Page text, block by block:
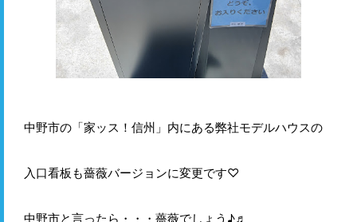
中野市の「家ッス！信州」内にある弊社モデルハウスの
入口看板も薔薇バージョンに変更です♡
中野市と言ったら・・・薔薇でしょう♪♬